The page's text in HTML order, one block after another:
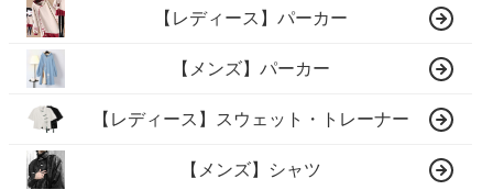
【レディース】パーカー
【メンズ】パーカー
【レディース】スウェット・トレーナー
【メンズ】シャツ